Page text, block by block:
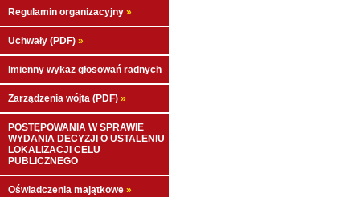
Regulamin organizacyjny »
Uchwały (PDF) »
Imienny wykaz głosowań radnych
Zarządzenia wójta (PDF) »
POSTĘPOWANIA W SPRAWIE
WYDANIA DECYZJI O USTALENIU
LOKALIZACJI CELU
PUBLICZNEGO
Oświadczenia majątkowe »